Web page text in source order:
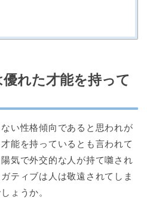
れた才能を持って
い性格傾向であると思われが
能を持っているとも言われて
気で外交的な人が持て囃され
ティブは人は敬遠されてしま
ょうか。